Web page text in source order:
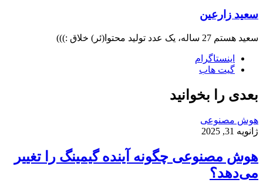
سعید زارعین
سعید هستم 27 ساله، یک عدد تولید محتوا(ئر) خلاق :)))
اینستاگرام
گیت ‌هاب
بعدی را بخوانید
هوش مصنوعی
ژانویه 31, 2025
هوش مصنوعی چگونه آینده گیمینگ را تغییر
می‌دهد؟